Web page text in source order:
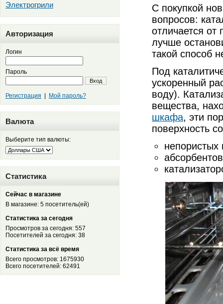
Электрогрили
Авторизация
Логин
Пароль
Вход
Регистрация Мой пароль?
Валюта
Выберите тип валюты:
Статистика
Сейчас в магазине
В магазине: 5 посетитель(ей)
Статистика за сегодня
Просмотров за сегодня: 557
Посетителей за сегодня: 38
Статистика за всё время
Всего просмотров: 1675930
Всего посетителей: 62491
С покупкой
вопросов:
отличается от
лучше
такой способ
Под
ускоренный
воду).
вещества,
шкафа, эти
поверхность
непористых